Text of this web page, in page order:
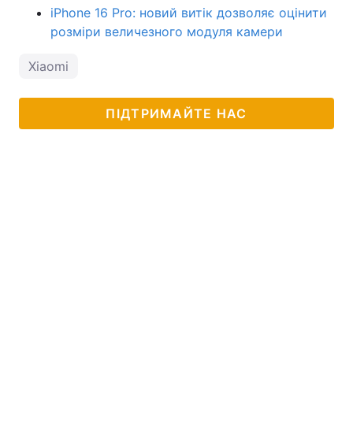
iPhone 16 Pro: новий витік дозволяє оцінити
розміри величезного модуля камери
Xiaomi
ПІДТРИМАЙТЕ НАС